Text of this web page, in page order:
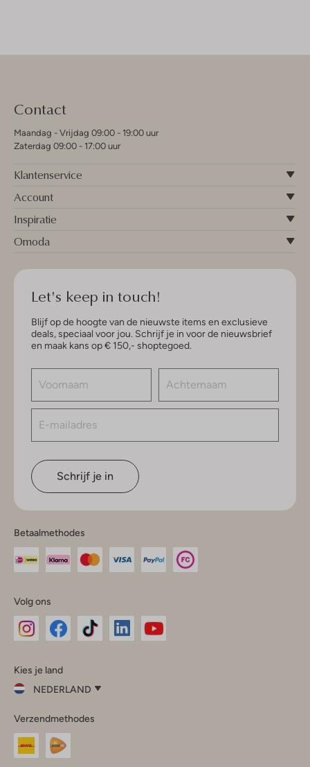
Contact
Maandag - Vrijdag 09:00 - 19:00 uur
Zaterdag 09:00 - 17:00 uur
Klantenservice
Account
Inspiratie
Omoda
Let's keep in touch!
Blijf op de hoogte van de nieuwste items en exclusieve
deals, speciaal voor jou. Schrijf je in voor de nieuwsbrief
en maak kans op € 150,- shoptegoed.
Schrijf je in
Betaalmethodes
Volg ons
InstagramFacebook
Kies je land
NEDERLAND
je
land
Nederland
Verzendmethodes